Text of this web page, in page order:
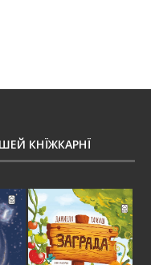
КНЇЖКАРНЇ